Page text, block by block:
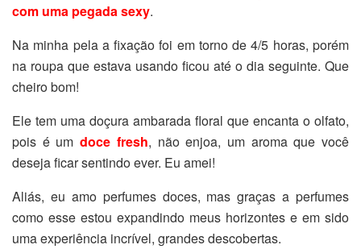
com uma pegada sexy.
Na minha pela a fixação foi em torno de 4/5 horas, porém
na roupa que estava usando ficou até o dia seguinte. Que
cheiro bom!
Ele tem uma doçura ambarada floral que encanta o olfato,
pois é umdoce fresh, não enjoa, um aroma que você
deseja ficar sentindo ever. Eu amei!
Aliás, eu amo perfumes doces, mas graças a perfumes
como esse estou expandindo meus horizontes e em sido
uma experiência incrível, grandes descobertas.